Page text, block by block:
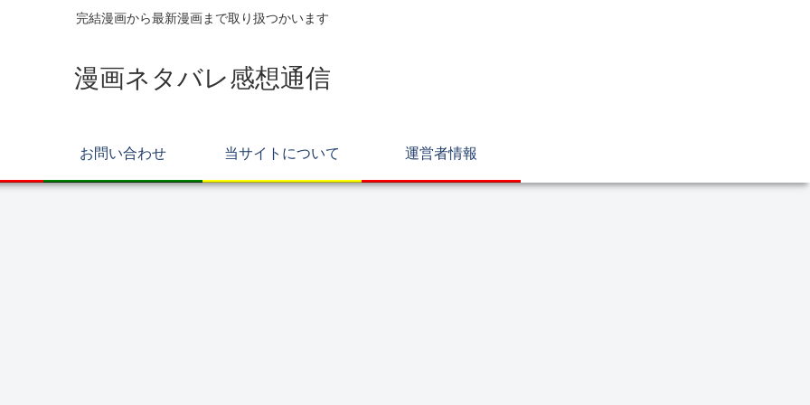
完結漫画から最新漫画まで取り扱つかいます
漫画ネタバレ感想通信
お問い合わせ 当サイトについて 運営者情報